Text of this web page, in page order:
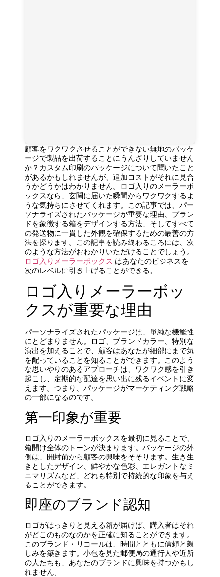
顧客をワクワクさせることができない無地のパッケ
ージで製品を出荷することにうんざりしていません
か？カスタム印刷のパッケージについて聞いたこと
があるかもしれませんが、追加コストがそれに見合
うかどうかはわかりません。ロゴ入りのメーラーボ
ックスなら、玄関に届いた瞬間からワクワクするよ
うな気持ちにさせてくれます。この記事では、パー
ソナライズされたパッケージが重要な理由、ブラン
ドを象徴する箱をデザインする方法、そしてすべて
の発送物に一貫した外観を確保するための最善の方
法を探ります。この記事を読み終わるころには、次
のような方法がおわかりいただけることでしょう。
ロゴ入りメーラーボックス はあなたのビジネスを
次のレベルに引き上げることができる。
ロゴ入りメーラーボッ
クスが重要な理由
パーソナライズされたパッケージは、単純な機能性
にとどまりません。ロゴ、ブランドカラー、特別な
演出を加えることで、顧客はあなたが細部にまで気
を配っていることを知ることができます。このよう
な思いやりのあるアプローチは、ワクワク感を引き
起こし、定期的な配達を思い出に残るイベントに変
えます。つまり、パッケージがマーケティング戦略
の一部になるのです。
第一印象が重要
ロゴ入りのメーラーボックスを最初に見ることで、
箱開け全体のトーンが決まります。パッケージの外
側は、開封前から顧客の興味をそそります。生き生
きとしたデザイン、鮮やかな色彩、エレガントなミ
ニマリズムなど、どれも特別で持続的な印象を与え
ることができます。
即座のブランド認知
ロゴがはっきりと見える箱が届けば、購入者はそれ
がどこのものなのかを正確に知ることができます。
このブランド・リコールは、時間とともに信頼と親
しみを築きます。小包を見た郵便局の通行人や近所
の人たちも、あなたのブランドに興味を持つかもし
れません。